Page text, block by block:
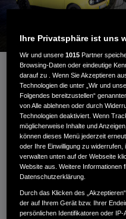
Honda und Next
Machbarkeitsprojekt
Honda e und Honda
Zertifizierung für
Ladestandard
Honda und Next
Elektrofahrzeuge zur
Ihre Privatsphäre ist uns
Wir und unsere1015 Partner
Browsing-Daten oder eindeutige
darauf zu . Wenn Sie Akzeptieren
Technologien die unter „Wir und
Folgendes bereitzustellen“
von Alle ablehnen oder durch
Technologien deaktiviert. Wenn
möglicherweise Inhalte und
können dieses Menü jederzeit
oder Ihre Einwilligung zu widerrufen,
verwalten unten auf der Webseite
Website aus. Weitere Informationen
Datenschutzerklärung.
Durch das Klicken des
der auf Ihrem Gerät bzw. Ihrer
persönlichen Identifikatoren oder